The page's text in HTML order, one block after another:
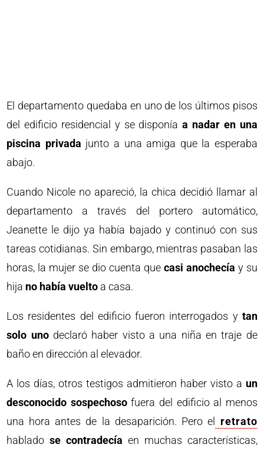
El departamento quedaba en uno de los últimos pisos
del edificio residencial y se disponíaa nadar en una
piscina privada junto a una amiga que la esperaba
abajo.
Cuando Nicole no apareció, la chica decidió llamar al
departamento a través del portero automático,
Jeanette le dijo ya había bajado y continuó con sus
tareas cotidianas. Sin embargo, mientras pasaban las
horas, la mujer se dio cuenta que casi anochecía y su
hija no había vuelto a casa.
Los residentes del edificio fueron interrogados y tan
solo unodeclaró haber visto a una niña en traje de
baño en dirección al elevador.
A los días, otros testigos admitieron haber visto a un
desconocido sospechosofuera del edificio al menos
una hora antes de la desaparición. Pero el
retrato
habladose contradecía en muchas características,